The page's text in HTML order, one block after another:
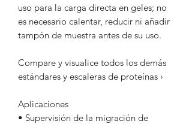
uso para la carga directa en geles; no
es necesario calentar, reducir ni añadir
tampón de muestra antes de su uso.
Compare y visualice todos los demás
estándares y escaleras de proteínas ›
Aplicaciones
• Supervisión de la migración de